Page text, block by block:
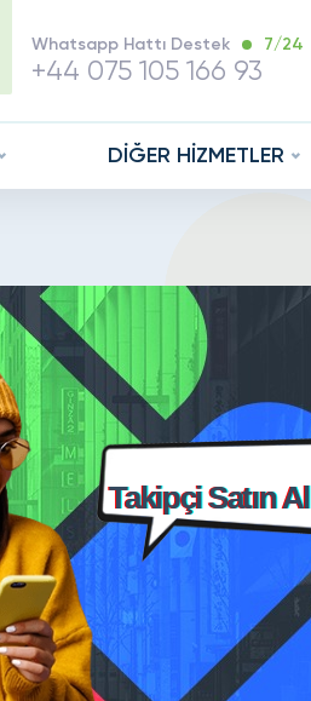
Whatsapp Hattı Destek 7/24
+44 075 105 166 93
DİĞER HİZMETLER
Takipçi Satın Al